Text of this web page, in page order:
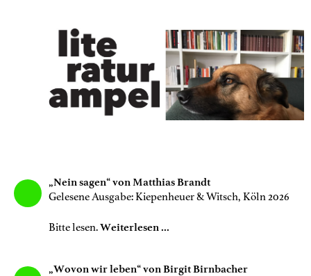
„Nein sagen“ von Matthias Brandt
Gelesene Ausgabe: Kiepenheuer & Witsch, Köln 2026
Bitte lesen.Weiterlesen ...
„Wovon wir leben“ von Birgit Birnbacher